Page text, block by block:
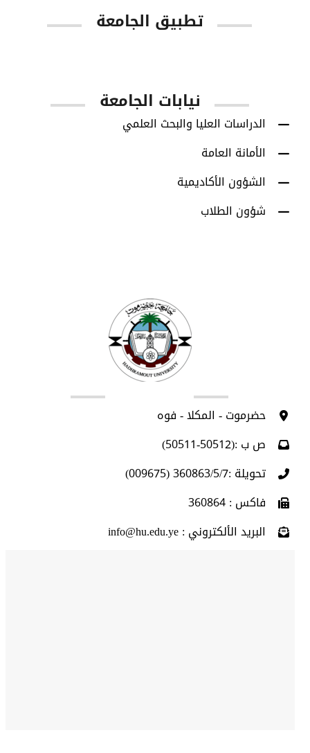
تطبيق الجامعة
نيابات الجامعة
الدراسات العليا والبحث العلمي
الأمانة العامة
الشؤون الأكاديمية
شؤون الطلاب
حضرموت - المكلا - فوه
ص ب :(50512-50511)
تحويلة :360863/5/7 (009675)
فاكس : 360864
البريد الألكتروني : info@hu.edu.ye